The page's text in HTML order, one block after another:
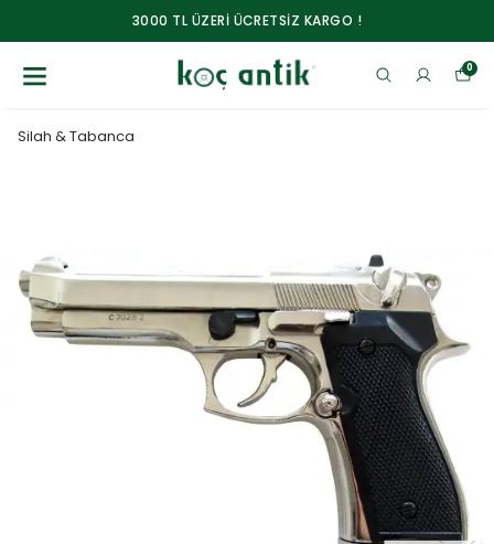
3000 TL ÜZERİ ÜCRETSİZ KARGO !
0
Silah & Tabanca